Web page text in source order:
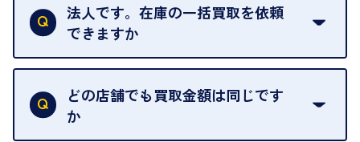
法人です。在庫の一括買取を依頼
できますか
はい。喜んで承ります。出張買取をご利用くださ
い。
ご指定の場所にお伺いします。
どの店舗でも買取金額は同じです
か